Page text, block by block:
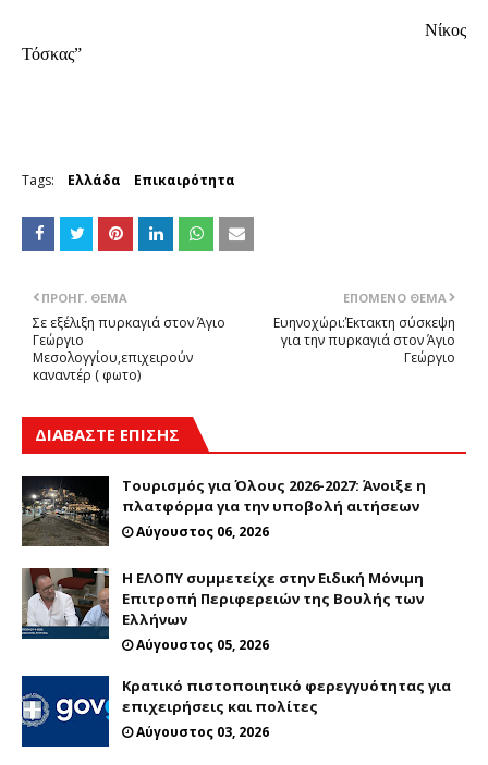
Τόσκας”
Tags: Ελλάδα Επικαιρότητα
ΕΠΌΜΕΝΟ ΘΈΜΑ
Ευηνοχώρι:Έκτακτη σύσκεψη
για την πυρκαγιά στον Άγιο
Γεώργιο
ΠΡΟΗΓ. ΘΈΜΑ
Σε εξέλιξη πυρκαγιά στον Άγιο
Γεώργιο
Μεσολογγίου,επιχειρούν
καναντέρ ( φωτο)
ΔΙΑΒΑΣΤΕ ΕΠΙΣΗΣ
Τουρισμός για Όλους 2026-2027: Άνοιξε η
πλατφόρμα για την υποβολή αιτήσεων
Αύγουστος 06, 2026
Η ΕΛΟΠΥ συμμετείχε στην Ειδική Μόνιμη
Επιτροπή Περιφερειών της Βουλής των
Ελλήνων
Αύγουστος 05, 2026
Κρατικό πιστοποιητικό φερεγγυότητας για
επιχειρήσεις και πολίτες
Αύγουστος 03, 2026